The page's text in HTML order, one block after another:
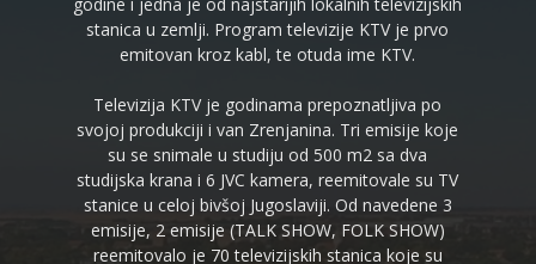
stanica u zemlji. Program televizije KTV je prvo
emitovan kroz kabl, te otuda ime KTV.
Televizija KTV je godinama prepoznatljiva po
svojoj produkciji i van Zrenjanina. Tri emisije koje
su se snimale u studiju od 500 m2 sa dva
studijska krana i 6 JVC kamera, reemitovale su TV
stanice u celoj bivšoj Jugoslaviji. Od navedene 3
emisije, 2 emisije (TALK SHOW, FOLK SHOW)
reemitovalo je 70 televizijskih stanica koje su